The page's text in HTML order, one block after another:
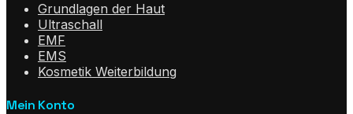
Grundlagen der Haut
Ultraschall
EMF
EMS
Kosmetik Weiterbildung
Mein Konto